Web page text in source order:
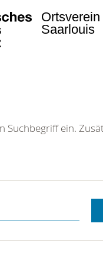
Ortsverein
Saarlouis
gerne.
Suchbegriff ein.